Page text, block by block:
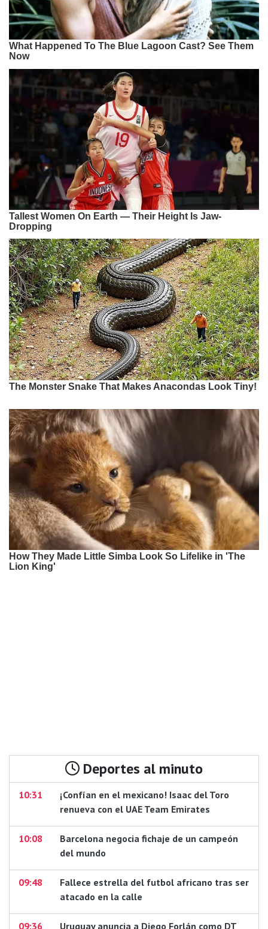
Deportes al minuto
10:31
¡Confían en el mexicano! Isaac del Toro
renueva con el UAE Team Emirates
10:08
Barcelona negocia fichaje de un campeón
del mundo
09:48
Fallece estrella del futbol africano tras ser
atacado en la calle
09:36 Uruguay anuncia a Diego Forlán como DT